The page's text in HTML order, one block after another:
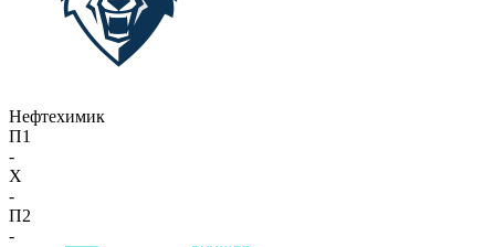
Нефтехимик
П1
-
X
-
П2
-